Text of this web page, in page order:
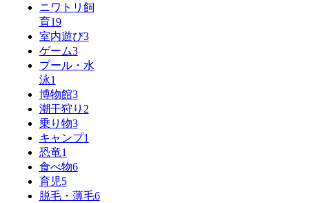
ニワトリ飼
育19
室内遊び3
ゲーム3
プール・水
泳1
博物館3
潮干狩り 2
乗り物3
キャンプ1
恐竜1
食べ物6
育児5
脱毛・薄毛6